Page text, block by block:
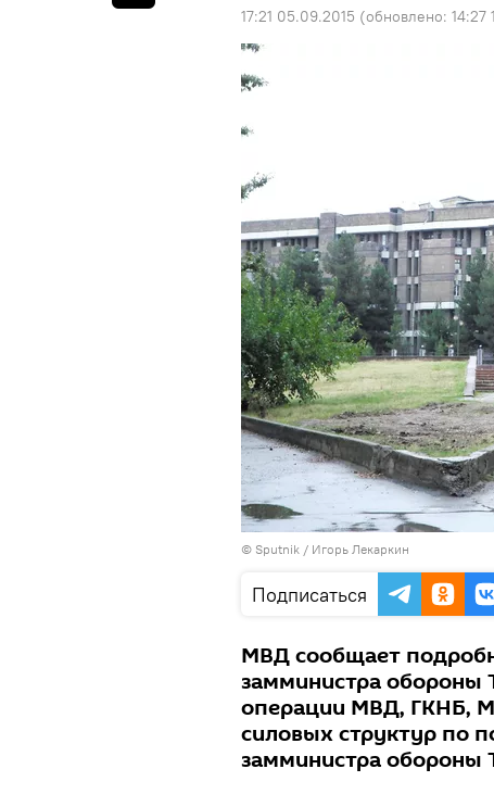
17:21 05.09.2015 (обновлено: 14:27
© Sputnik / Игорь Лекаркин
Подписаться
МВД сообщает
замминистра обороны
операции МВД, ГКНБ,
силовых структур по
замминистра обороны